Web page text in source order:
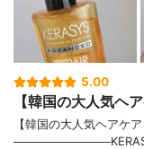
5.00
【韓国の大人気ヘ
【韓国の大人気ヘアケ